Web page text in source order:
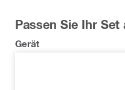
Passen Sie Ihr Set
Gerät